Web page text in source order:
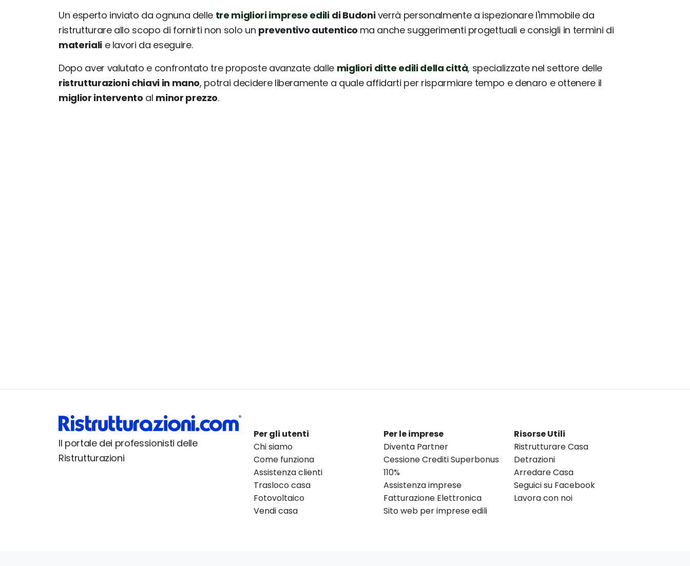
Un esperto inviato da ognuna delle tre migliori imprese edili di Budoniverrà personalmente a ispezionare l'immobile da
ristrutturare allo scopo di fornirti non solo un preventivo autentico ma anche suggerimenti progettuali e consigli in termini di
materialie lavori da eseguire.
Dopo aver valutato e confrontato tre proposte avanzate dalle migliori ditte edili della città, specializzate nel settore delle
ristrutturazioni chiavi in mano, potrai decidere liberamente a quale affidarti per risparmiare tempo e denaro e ottenere il
miglior intervento al minor prezzo.
Il portale dei professionisti delle
Ristrutturazioni
Per gli utenti
Chi siamo
Come funziona
Assistenza clienti
Trasloco casa
Fotovoltaico
Vendi casa
Per le imprese
Diventa Partner
Cessione Crediti Superbonus
110%
Assistenza imprese
Fatturazione Elettronica
Sito web per imprese edili
Risorse Utili
Ristrutturare Casa
Detrazioni
Arredare Casa
Seguici su Facebook
Lavora con noi